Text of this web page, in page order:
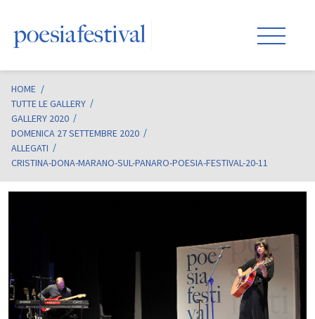
HOME /
TUTTE LE GALLERY
GALLERY 2020
DOMENICA 27 SETTEMBRE 2020
ALLEGATI
CRISTINA-DONA-MARANO-SUL-PANARO-POESIA-FESTIVAL-20-11